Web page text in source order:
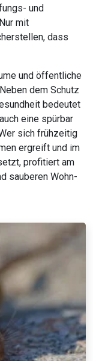
und
mit
dass
und öffentliche
dem Schutz
bedeutet
eine spürbar
sich frühzeitig
ergreift und im
profitiert am
sauberen Wohn-